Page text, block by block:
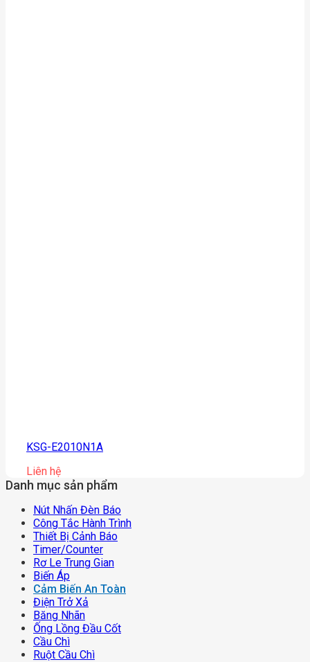
KSG-E2010N1A
Liên hệ
Danh mục sản phẩm
Nút Nhấn Đèn Báo
Công Tắc Hành Trình
Thiết Bị Cảnh Báo
Timer/counter
Rơ Le Trung Gian
Biến Áp
Cảm Biến An Toàn
Điện Trở Xả
Băng Nhãn
Ống Lồng Đầu Cốt
Cầu Chì
Ruột Cầu Chì